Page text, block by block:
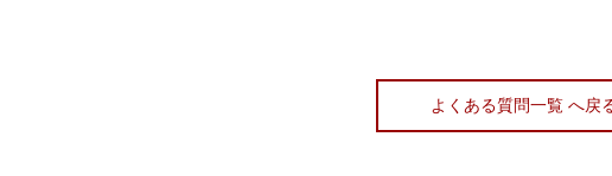
よくある質問一覧 へ戻